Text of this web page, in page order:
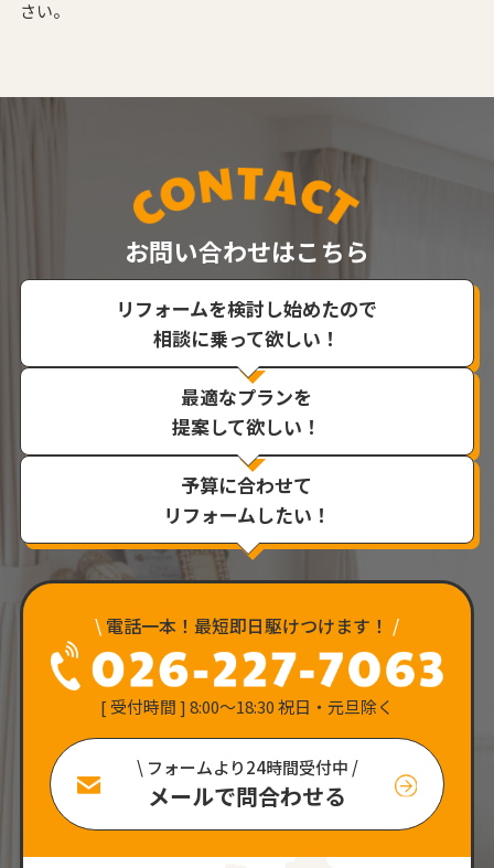
さい。
お問い合わせはこちら
リフォームを検討し始めたので
相談に乗って欲しい！
最適なプランを
提案して欲しい！
予算に合わせて
リフォームしたい！
\ 電話一本！最短即日駆けつけます！ /
[ 受付時間 ] 8:00〜18:30 祝日・元旦除く
\ フォームより24時間受付中 /
メールで問合わせる